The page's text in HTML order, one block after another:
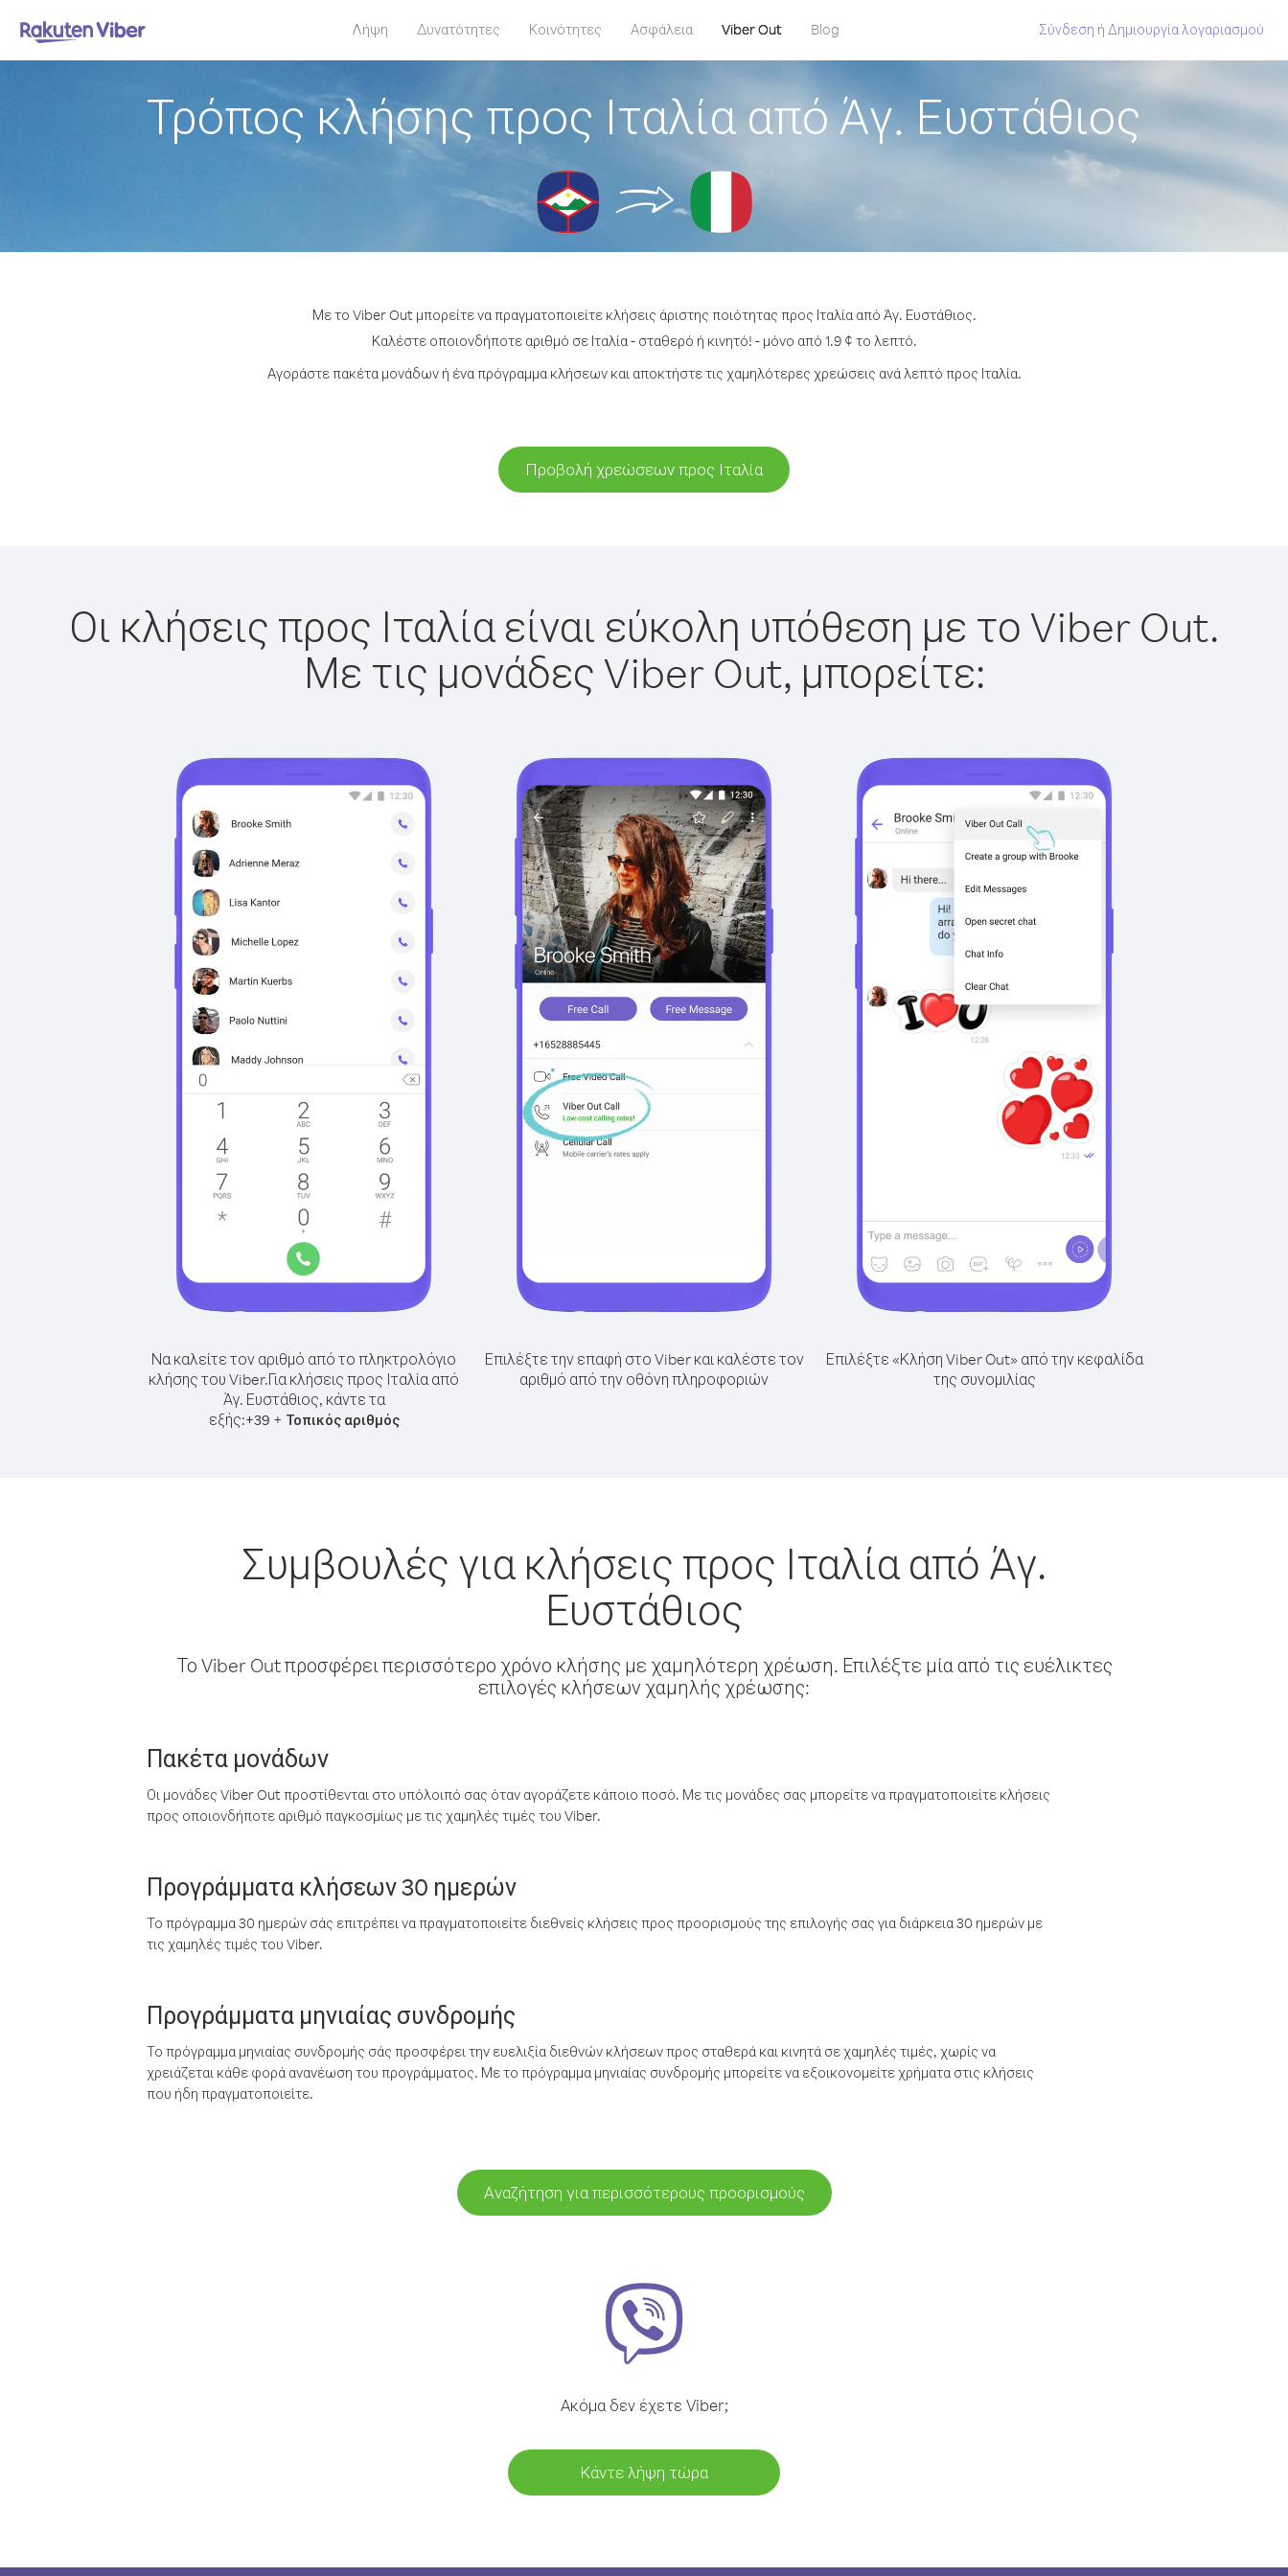
Λήψη Δυνατότητες Κοινότητες Ασφάλεια Viber Out Blog Σύνδεση ή Δημιουργία λογαριασμού
Τρόπος κλήσης προς Ιταλία από Άγ. Ευστάθιος
Με το Viber Out μπορείτε να πραγματοποιείτε κλήσεις άριστης ποιότητας προς Ιταλία από Άγ. Ευστάθιος.
Καλέστε οποιονδήποτε αριθμό σε Ιταλία - σταθερό ή κινητό! - μόνο από 1.9 ¢ το λεπτό.
Αγοράστε πακέτα μονάδων ή ένα πρόγραμμα κλήσεων και αποκτήστε τις χαμηλότερες χρεώσεις ανά λεπτό προς Ιταλία.
Προβολή χρεώσεων προς Ιταλία
Οι κλήσεις προς Ιταλία είναι εύκολη υπόθεση με το Viber Out.
Με τις μονάδες Viber Out, μπορείτε:
Να καλείτε τον αριθμό από το πληκτρολόγιο
κλήσης του Viber.Για κλήσεις προς Ιταλία από
Άγ. Ευστάθιος, κάντε τα
εξής:+39 + Τοπικός αριθμός
Επιλέξτε την επαφή στο Viber και καλέστε τον
αριθμό από την οθόνη πληροφοριών
Επιλέξτε «Κλήση Viber Out» από την κεφαλίδα
της συνομιλίας
Συμβουλές για κλήσεις προς Ιταλία από Άγ.
Ευστάθιος
Το Viber Out προσφέρει περισσότερο χρόνο κλήσης με χαμηλότερη χρέωση. Επιλέξτε μία από τις ευέλικτες
επιλογές κλήσεων χαμηλής χρέωσης:
Πακέτα μονάδων
Οι μονάδες Viber Out προστίθενται στο υπόλοιπό σας όταν αγοράζετε κάποιο ποσό. Με τις μονάδες σας μπορείτε να πραγματοποιείτε κλήσεις
προς οποιονδήποτε αριθμό παγκοσμίως με τις χαμηλές τιμές του Viber.
Προγράμματα κλήσεων 30 ημερών
Το πρόγραμμα 30 ημερών σάς επιτρέπει να πραγματοποιείτε διεθνείς κλήσεις προς προορισμούς της επιλογής σας για διάρκεια 30 ημερών με
τις χαμηλές τιμές του Viber.
Προγράμματα μηνιαίας συνδρομής
Το πρόγραμμα μηνιαίας συνδρομής σάς προσφέρει την ευελιξία διεθνών κλήσεων προς σταθερά και κινητά σε χαμηλές τιμές, χωρίς να
χρειάζεται κάθε φορά ανανέωση του προγράμματος. Με το πρόγραμμα μηνιαίας συνδρομής μπορείτε να εξοικονομείτε χρήματα στις κλήσεις
που ήδη πραγματοποιείτε.
Αναζήτηση για περισσότερους προορισμούς
Ακόμα δεν έχετε Viber;
Κάντε λήψη τώρα